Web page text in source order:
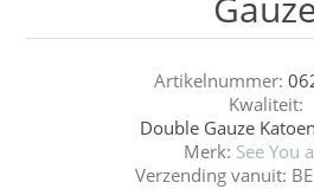
Artikelnummer:
Kwaliteit:
Double Gauze
Merk: See You
Verzending vanuit: